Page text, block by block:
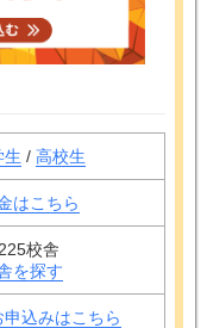
生 / 高校生
はこちら
校舎
を探す
込みはこちら